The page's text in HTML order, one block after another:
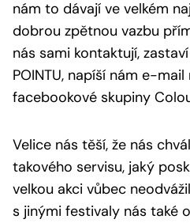
nám to dávají ve velkém
dobrou zpětnou vazbu
nás sami kontaktují,
POINTU, napíší nám e-
facebookové skupiny
Velice nás těší, že nás
takového servisu, jaký
velkou akci vůbec
s jinými festivaly nás také